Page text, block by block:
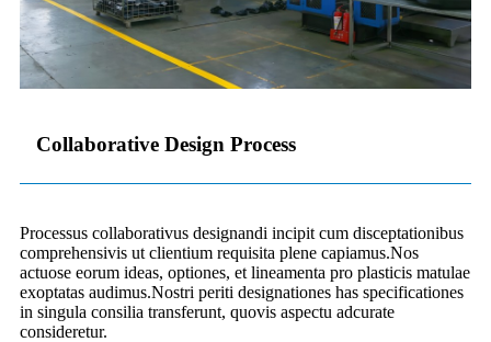
Collaborative Design Process
Processus collaborativus designandi incipit cum disceptationibus
comprehensivis ut clientium requisita plene capiamus.Nos
actuose eorum ideas, optiones, et lineamenta pro plasticis matulae
exoptatas audimus.Nostri periti designationes has specificationes
in singula consilia transferunt, quovis aspectu adcurate
consideretur.